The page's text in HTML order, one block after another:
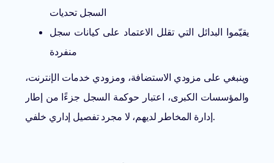
السجل تحديات
يقيّموا البدائل التي تقلل الاعتماد على كيانات سجل
منفردة
وينبغي على مزودي الاستضافة، ومزودي خدمات الإنترنت،
والمؤسسات الكبرى، اعتبار حوكمة السجل جزءًا من إطار
إدارة المخاطر لديهم، لا مجرد تفصيل إداري خلفي.